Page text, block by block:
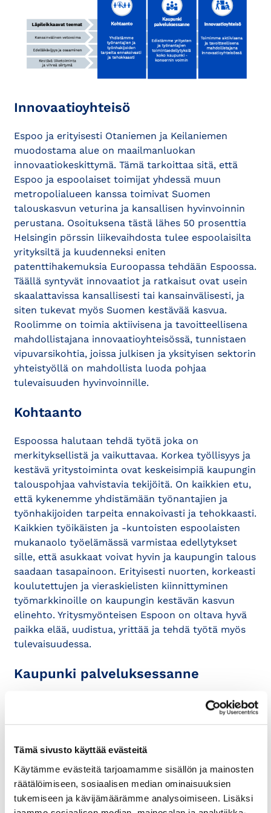
Tämä sivusto käyttää evästeitä
Käytämme evästeitä tarjoamamme sisällön ja mainosten
räätälöimiseen, sosiaalisen median ominaisuuksien
tukemiseen ja kävijämäärämme analysoimiseen. Lisäksi
Innovaatioyhteisö
Espoo ja erityisesti Otaniemen ja Keilaniemen
muodostama alue on maailmanluokan
innovaatiokeskittymä. Tämä tarkoittaa sitä, että
Espoo ja espoolaiset toimijat yhdessä muun
metropolialueen kanssa toimivat Suomen
talouskasvun veturina ja kansallisen hyvinvoinnin
perustana. Osoituksena tästä lähes 50 prosenttia
Helsingin pörssin liikevaihdosta tulee espoolaisilta
yrityksiltä ja kuudenneksi eniten
patenttihakemuksia Euroopassa tehdään Espoossa.
Täällä syntyvät innovaatiot ja ratkaisut ovat usein
skaalattavissa kansallisesti tai kansainvälisesti, ja
siten tukevat myös Suomen kestävää kasvua.
Roolimme on toimia aktiivisena ja tavoitteellisena
mahdollistajana innovaatioyhteisössä, tunnistaen
vipuvarsikohtia, joissa julkisen ja yksityisen sektorin
yhteistyöllä on mahdollista luoda pohjaa
tulevaisuuden hyvinvoinnille.
Kohtaanto
Espoossa halutaan tehdä työtä joka on
merkityksellistä ja vaikuttavaa. Korkea työllisyys ja
kestävä yritystoiminta ovat keskeisimpiä kaupungin
talouspohjaa vahvistavia tekijöitä. On kaikkien etu,
että kykenemme yhdistämään työnantajien ja
työnhakijoiden tarpeita ennakoivasti ja tehokkaasti.
Kaikkien työikäisten ja -kuntoisten espoolaisten
mukanaolo työelämässä varmistaa edellytykset
sille, että asukkaat voivat hyvin ja kaupungin talous
saadaan tasapainoon. Erityisesti nuorten, korkeasti
koulutettujen ja vieraskielisten kiinnittyminen
työmarkkinoille on kaupungin kestävän kasvun
elinehto. Yritysmyönteisen Espoon on oltava hyvä
paikka elää, uudistua, yrittää ja tehdä työtä myös
tulevaisuudessa.
Kaupunki palveluksessanne
Kestävän ja kansainvälisen kasvukaupungin
kehittäminen edellyttää yhä parempaa kykyä
kaupungin eri toimialojen ja kumppaneiden
Espoon verokertymän positiivista kehitystä,
yhteiskuntaa ja taloutta kestävästi uudistavaa
liiketoimintaa sekä espoolaisten työllisyyttä,